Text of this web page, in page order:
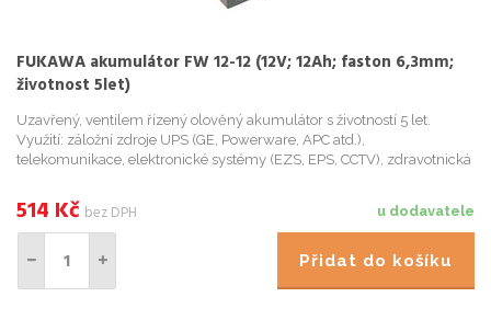
FUKAWA akumulátor FW 12-12 (12V; 12Ah; faston 6,3mm;
životnost 5let)
Uzavřený, ventilem řízený olověný akumulátor s životností 5 let.
Využití: záložní zdroje UPS (GE, Powerware, APC atd.),
telekomunikace, elektronické systémy (EZS, EPS, CCTV), zdravotnická
u dodavatele
514 Kč bez DPH
Přidat do košíku